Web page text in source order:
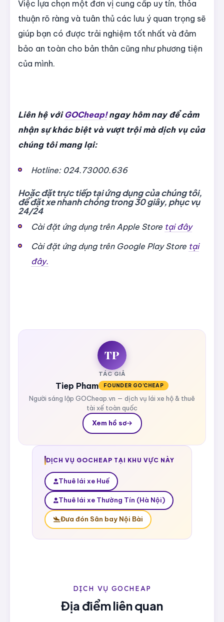
Việc lựa chọn một đơn vị cung cấp uy tín, thỏa
thuận rõ ràng và tuân thủ các lưu ý quan trọng sẽ
giúp bạn có được trải nghiệm tốt nhất và đảm
bảo an toàn cho bản thân cũng như phương tiện
của mình.
Liên hệ với GOCheap!ngay hôm nay để cảm
nhận sự khác biệt và vượt trội mà dịch vụ của
chúng tôi mang lại:
Hotline: 024.73000.636
Hoặc đặt trực tiếp tại ứng dụng của chúng tôi,
để đặt xe nhanh chóng trong 30 giây, phục vụ
24/24
Cài đặt ứng dụng trên Apple Store tại đây
Cài đặt ứng dụng trên Google Play Store tại
đây.
TP
TÁC GIẢ
Tiep Pham FOUNDER GO'CHEAP
Người sáng lập GOCheap.vn — dịch vụ lái xe hộ & thuê
tài xế toàn quốc
Xem hồ sơ
DỊCH VỤ GOCHEAP TẠI KHU VỰC NÀY
Thuê lái xe Huế
Thuê lái xe Thường Tín (Hà Nội)
Đưa đón Sân bay Nội Bài
DỊCH VỤ GOCHEAP
Địa điểm liên quan